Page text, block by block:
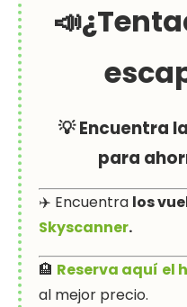
💡 Encuentra
para
✈️ Encuentra los
Skyscanner.
🏨 Reserva aquí el
al mejor precio.